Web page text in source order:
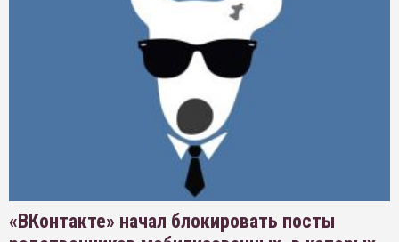
«ВКонтакте» начал блокировать посты